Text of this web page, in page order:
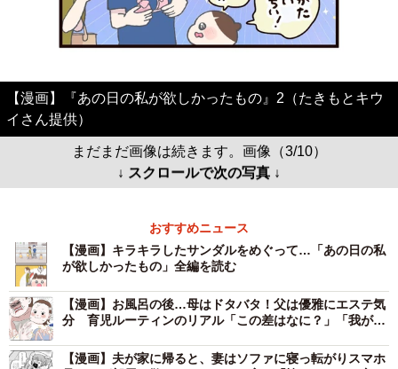
【漫画】『あの日の私が欲しかったもの』2（たきもとキウ
イさん提供）
まだまだ画像は続きます。画像（3/10）
↓ スクロールで次の写真 ↓
おすすめニュース
【漫画】キラキラしたサンダルをめぐって…「あの日の私
が欲しかったもの」全編を読む
【漫画】お風呂の後…母はドタバタ！父は優雅にエステ気
分 育児ルーティンのリアル「この差はなに？」「我が家
【漫画】夫が家に帰ると、妻はソファに寝っ転がりスマホ